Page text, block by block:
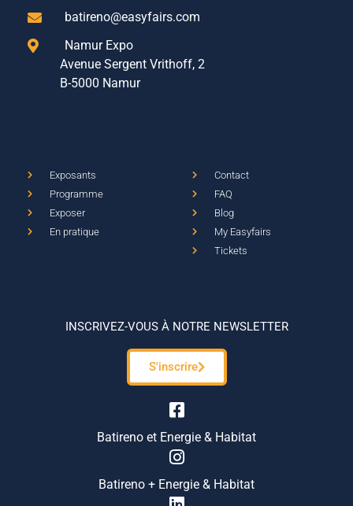
batireno@easyfairs.com
Namur Expo
Avenue Sergent Vrithoff, 2
B-5000 Namur
Exposants
Programme
Exposer
En pratique
Contact
FAQ
Blog
My Easyfairs
Tickets
INSCRIVEZ-VOUS À NOTRE NEWSLETTER
S'inscrire
Batireno et Energie & Habitat
Batireno + Energie & Habitat